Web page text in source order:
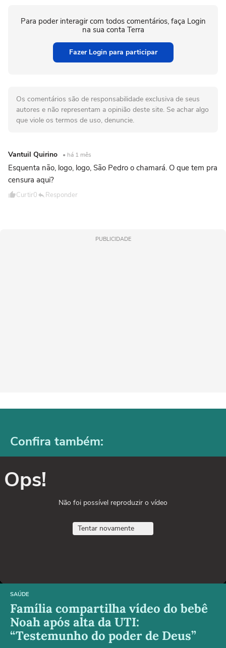
Para poder interagir com todos comentários, faça Login
na sua conta Terra
Fazer Login para participar
Os comentários são de responsabilidade exclusiva de seus
autores e não representam a opinião deste site. Se achar algo
que viole os termos de uso, denuncie.
Vantuil Quirino • há 1 mês
Esquenta não, logo, logo, São Pedro o chamará. O que tem pra
censura aqui?
Curtir0 Responder
PUBLICIDADE
Confira também:
Ops!
Não foi possível reproduzir o vídeo
Tentar novamente
SAÚDE
Família compartilha vídeo do bebê
Noah após alta da UTI:
“Testemunho do poder de Deus”